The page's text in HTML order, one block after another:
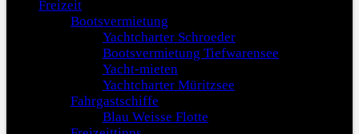
Freizeit
Bootsvermietung
Yachtcharter Schroeder
Bootsvermietung Tiefwarensee
Yacht-mieten
Yachtcharter Müritzsee
Fahrgastschiffe
Blau Weisse Flotte